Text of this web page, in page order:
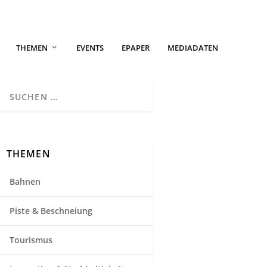
THEMEN EVENTS EPAPER MEDIADATEN
THEMEN
Bahnen
Piste & Beschneiung
Tourismus